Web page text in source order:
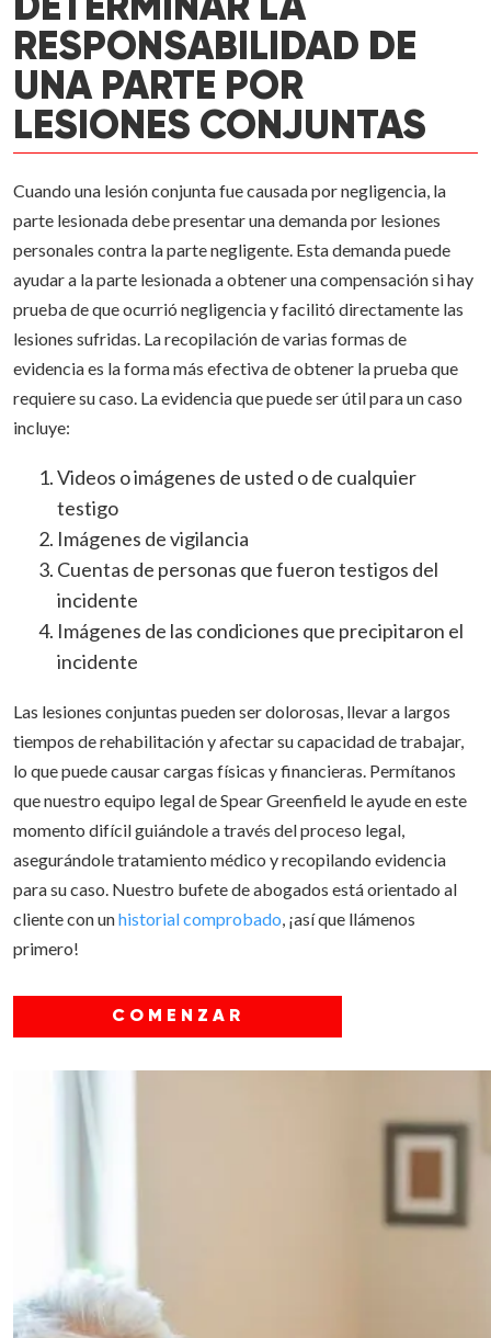
DETERMINAR LA
RESPONSABILIDAD DE
UNA PARTE POR
LESIONES CONJUNTAS
Cuando una lesión conjunta fue causada por negligencia, la
parte lesionada debe presentar una demanda por lesiones
personales contra la parte negligente. Esta demanda puede
ayudar a la parte lesionada a obtener una compensación si hay
prueba de que ocurrió negligencia y facilitó directamente las
lesiones sufridas. La recopilación de varias formas de
evidencia es la forma más efectiva de obtener la prueba que
requiere su caso. La evidencia que puede ser útil para un caso
incluye:
Videos o imágenes de usted o de cualquier
testigo
Imágenes de vigilancia
Cuentas de personas que fueron testigos del
incidente
Imágenes de las condiciones que precipitaron el
incidente
Las lesiones conjuntas pueden ser dolorosas, llevar a largos
tiempos de rehabilitación y afectar su capacidad de trabajar,
lo que puede causar cargas físicas y financieras. Permítanos
que nuestro equipo legal de Spear Greenfield le ayude en este
momento difícil guiándole a través del proceso legal,
asegurándole tratamiento médico y recopilando evidencia
para su caso. Nuestro bufete de abogados está orientado al
cliente con unhistorial comprobado, ¡así que llámenos
primero!
COMENZAR